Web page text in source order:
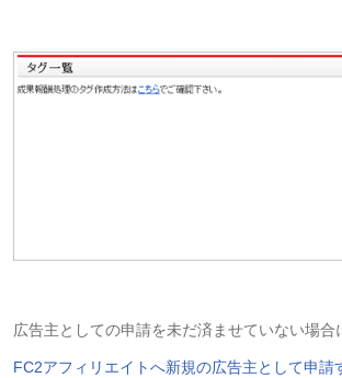
広告主としての申請を未だ済ませていない場合
FC2アフィリエイトへ新規の広告主として申請